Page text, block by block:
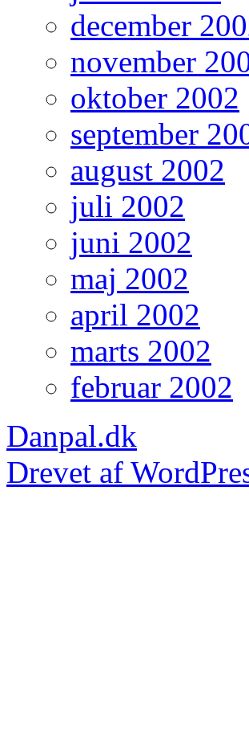
december
november
oktober 2002
september
august 2002
juli 2002
juni 2002
maj 2002
april 2002
marts 2002
februar 2002
Danpal.dk
Drevet af